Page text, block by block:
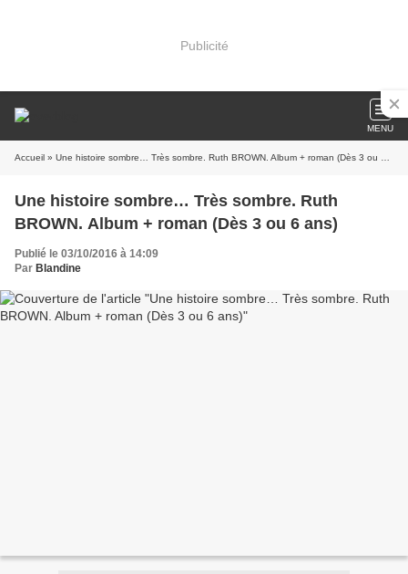
Publicité
MENU
Accueil » Une histoire sombre… Très sombre. Ruth BROWN. Album + roman (Dès 3 ou 6 ans)
Une histoire sombre… Très sombre. Ruth
BROWN. Album + roman (Dès 3 ou 6 ans)
Publié le 03/10/2016 à 14:09
Par Blandine